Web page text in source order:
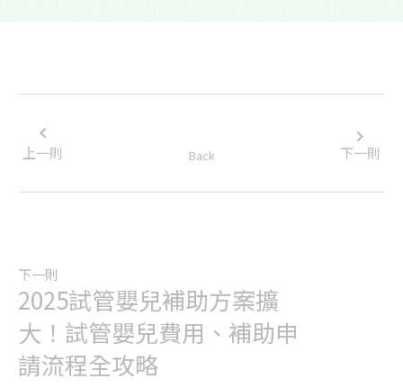
上一則 Back 下一則
下一則
2025試管嬰兒補助方案擴
大！試管嬰兒費用、補助申
請流程全攻略